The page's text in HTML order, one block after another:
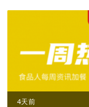
4天前